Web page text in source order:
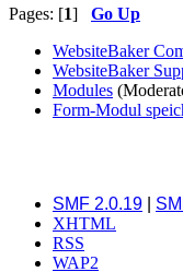
Pages: [1] Go Up
WebsiteBaker
WebsiteBaker
Modules
Form-Modul
SMF 2.0.19
XHTML
RSS
WAP2